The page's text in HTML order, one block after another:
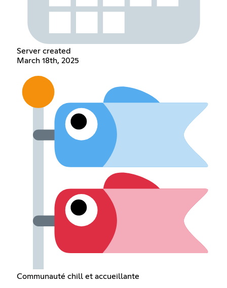
Server created
March 18th, 2025
Communauté chill et accueillante